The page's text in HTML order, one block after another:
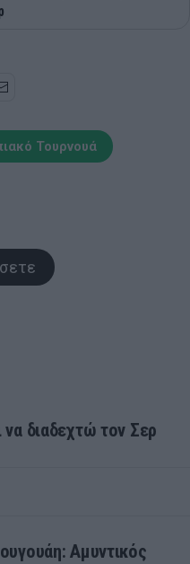
Τουρνουά
διαδεχτώ τον Σερ
Αμυντικός